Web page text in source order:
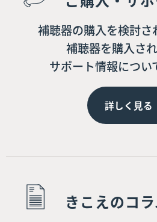
補聴器の購入を検討さ
補聴器を購入され
サポート情報につい
詳しく見る
きこえのコ